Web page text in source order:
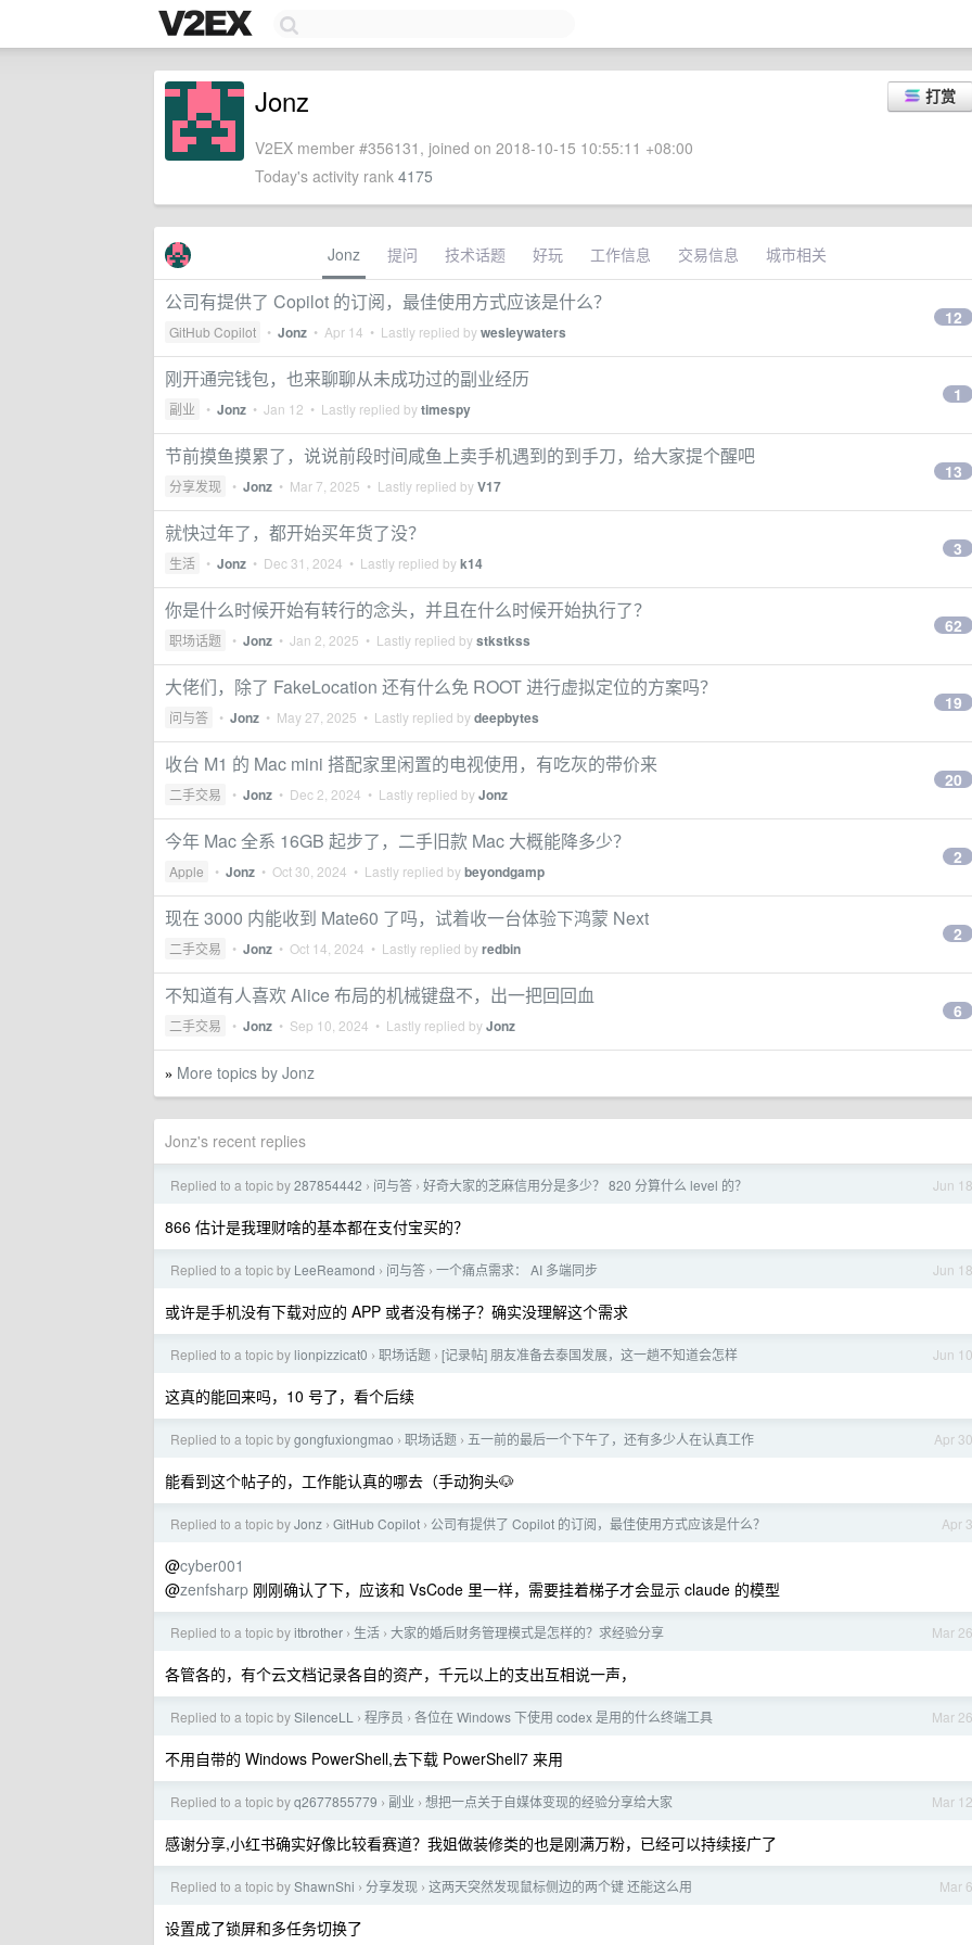
打赏
Jonz
V2EX member #356131, joined on 2018-10-15 10:55:11 +08:00
Today's activity rank 4175
Jonz 提问 技术话题 好玩 工作信息 交易信息 城市相关
公司有提供了 Copilot 的订阅，最佳使用方式应该是什么？
GitHub Copilot • Jonz • Apr 14 • Lastly replied bywesleywaters
12
刚开通完钱包，也来聊聊从未成功过的副业经历
副业 • Jonz • Jan 12 • Lastly replied bytimespy
1
节前摸鱼摸累了，说说前段时间咸鱼上卖手机遇到的到手刀，给大家提个醒吧
分享发现 • Jonz • Mar 7, 2025 • Lastly replied byV17
13
就快过年了，都开始买年货了没？
生活 • Jonz • Dec 31, 2024 • Lastly replied byk14
3
你是什么时候开始有转行的念头，并且在什么时候开始执行了？
职场话题 • Jonz • Jan 2, 2025 • Lastly replied bystkstkss
62
大佬们，除了 FakeLocation 还有什么免 ROOT 进行虚拟定位的方案吗？
问与答 • Jonz • May 27, 2025 • Lastly replied bydeepbytes
19
收台 M1 的 Mac mini 搭配家里闲置的电视使用，有吃灰的带价来
二手交易 • Jonz • Dec 2, 2024 • Lastly replied byJonz
20
今年 Mac 全系 16GB 起步了，二手旧款 Mac 大概能降多少？
Apple • Jonz • Oct 30, 2024 • Lastly replied bybeyondgamp
2
现在 3000 内能收到 Mate60 了吗，试着收一台体验下鸿蒙 Next
二手交易 • Jonz • Oct 14, 2024 • Lastly replied byredbin
2
不知道有人喜欢 Alice 布局的机械键盘不，出一把回回血
二手交易 • Jonz • Sep 10, 2024 • Lastly replied byJonz
6
» More topics by Jonz
Jonz's recent replies
Jun 18
Replied to a topic by287854442 › 问与答 › 好奇大家的芝麻信用分是多少？ 820 分算什么 level 的？
866 估计是我理财啥的基本都在支付宝买的？
Jun 18
Replied to a topic by LeeReamond › 问与答 › 一个痛点需求： AI 多端同步
或许是手机没有下载对应的 APP 或者没有梯子？确实没理解这个需求
Jun 10
Replied to a topic by lionpizzicat0 › 职场话题 › [记录帖] 朋友准备去泰国发展，这一趟不知道会怎样
这真的能回来吗，10 号了，看个后续
Apr 30
Replied to a topic bygongfuxiongmao › 职场话题 › 五一前的最后一个下午了，还有多少人在认真工作
能看到这个帖子的，工作能认真的哪去（手动狗头🐶
Apr 3
Replied to a topic byJonz › GitHub Copilot › 公司有提供了 Copilot 的订阅，最佳使用方式应该是什么？
@cyber001
@zenfsharp 刚刚确认了下，应该和 VsCode 里一样，需要挂着梯子才会显示 claude 的模型
Mar 26
Replied to a topic byitbrother › 生活 › 大家的婚后财务管理模式是怎样的？求经验分享
各管各的，有个云文档记录各自的资产，千元以上的支出互相说一声，
Mar 26
Replied to a topic bySilenceLL › 程序员 › 各位在 Windows 下使用 codex 是用的什么终端工具
不用自带的 Windows PowerShell,去下载 PowerShell7 来用
Mar 12
Replied to a topic byq2677855779 › 副业 › 想把一点关于自媒体变现的经验分享给大家
感谢分享,小红书确实好像比较看赛道？我姐做装修类的也是刚满万粉，已经可以持续接广了
Mar 6
Replied to a topic byShawnShi › 分享发现 › 这两天突然发现鼠标侧边的两个键 还能这么用
设置成了锁屏和多任务切换了